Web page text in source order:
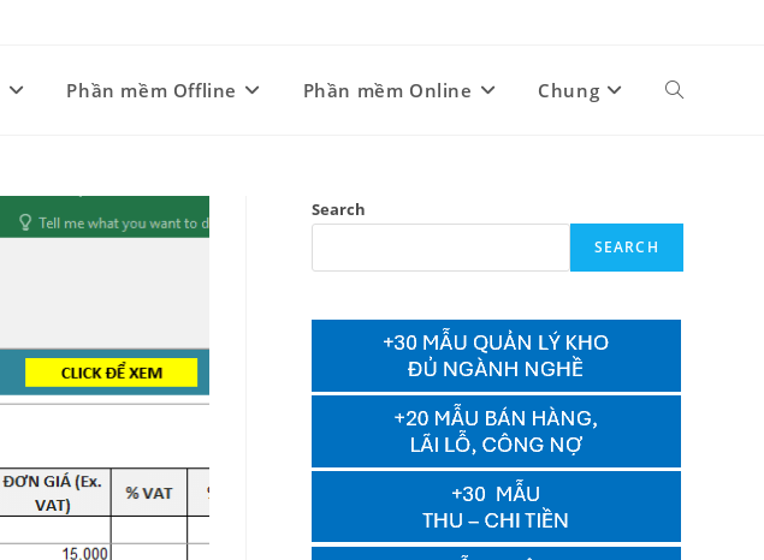
Phần mềm Offline Phần mềm Online Chung Toggle
search
Search
SEARCH